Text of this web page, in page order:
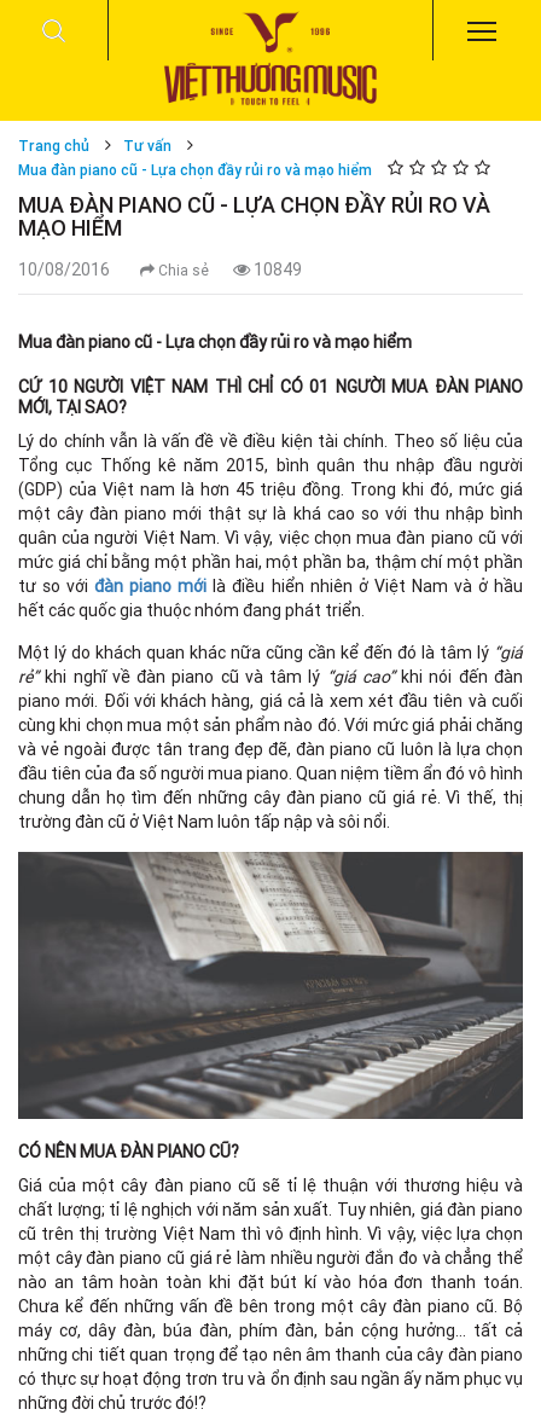
Trang chủ
Tư vấn
Mua đàn piano cũ - Lựa chọn đầy rủi ro và mạo hiểm
MUA ĐÀN PIANO CŨ - LỰA CHỌN ĐẦY RỦI RO VÀ
MẠO HIỂM
10/08/2016 Chia sẻ 10849
Mua đàn piano cũ - Lựa chọn đầy rủi ro và mạo hiểm
CỨ 10 NGƯỜI VIỆT NAM THÌ CHỈ CÓ 01 NGƯỜI MUA ĐÀN PIANO
MỚI, TẠI SAO?
Lý do chính vẫn là vấn đề về điều kiện tài chính. Theo số liệu của
Tổng cục Thống kê năm 2015, bình quân thu nhập đầu người
(GDP) của Việt nam là hơn 45 triệu đồng. Trong khi đó, mức giá
một cây đàn piano mới thật sự là khá cao so với thu nhập bình
quân của người Việt Nam. Vì vậy, việc chọn mua đàn piano cũ với
mức giá chỉ bằng một phần hai, một phần ba, thậm chí một phần
tư so vớiđàn piano mới là điều hiển nhiên ở Việt Nam và ở hầu
hết các quốc gia thuộc nhóm đang phát triển.
Một lý do khách quan khác nữa cũng cần kể đến đó là tâm lý “giá
rẻ”khi nghĩ về đàn piano cũ và tâm lý “giá cao”khi nói đến đàn
piano mới. Đối với khách hàng, giá cả là xem xét đầu tiên và cuối
cùng khi chọn mua một sản phẩm nào đó. Với mức giá phải chăng
và vẻ ngoài được tân trang đẹp đẽ, đàn piano cũ luôn là lựa chọn
đầu tiên của đa số người mua piano. Quan niệm tiềm ẩn đó vô hình
chung dẫn họ tìm đến những cây đàn piano cũ giá rẻ. Vì thế, thị
trường đàn cũ ở Việt Nam luôn tấp nập và sôi nổi.
CÓ NÊN MUA ĐÀN PIANO CŨ?
Giá của một cây đàn piano cũ sẽ tỉ lệ thuận với thương hiệu và
chất lượng; tỉ lệ nghịch với năm sản xuất. Tuy nhiên, giá đàn piano
cũ trên thị trường Việt Nam thì vô định hình. Vì vậy, việc lựa chọn
một cây đàn piano cũ giá rẻ làm nhiều người đắn đo và chẳng thể
nào an tâm hoàn toàn khi đặt bút kí vào hóa đơn thanh toán.
Chưa kể đến những vấn đề bên trong một cây đàn piano cũ. Bộ
máy cơ, dây đàn, búa đàn, phím đàn, bản cộng hưởng... tất cả
những chi tiết quan trọng để tạo nên âm thanh của cây đàn piano
có thực sự hoạt động trơn tru và ổn định sau ngần ấy năm phục vụ
những đời chủ trước đó!?